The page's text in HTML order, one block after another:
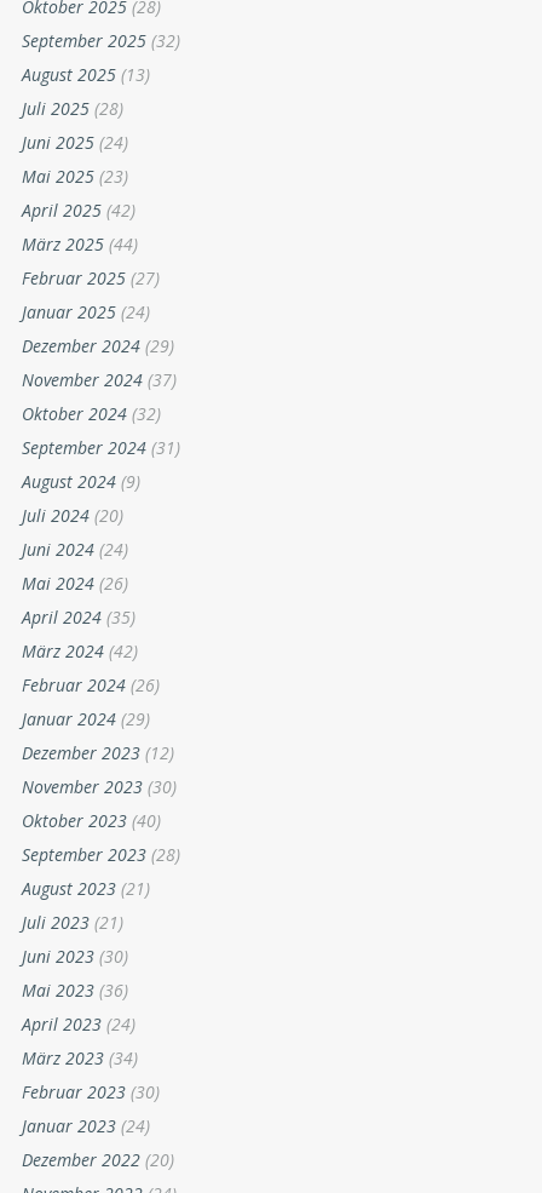
Oktober 2025 (28)
September 2025 (32)
August 2025 (13)
Juli 2025 (28)
Juni 2025 (24)
Mai 2025 (23)
April 2025 (42)
März 2025 (44)
Februar 2025 (27)
Januar 2025 (24)
Dezember 2024 (29)
November 2024 (37)
Oktober 2024 (32)
September 2024 (31)
August 2024 (9)
Juli 2024 (20)
Juni 2024 (24)
Mai 2024 (26)
April 2024 (35)
März 2024 (42)
Februar 2024 (26)
Januar 2024 (29)
Dezember 2023 (12)
November 2023 (30)
Oktober 2023 (40)
September 2023 (28)
August 2023 (21)
Juli 2023 (21)
Juni 2023 (30)
Mai 2023 (36)
April 2023 (24)
März 2023 (34)
Februar 2023 (30)
Januar 2023 (24)
Dezember 2022 (20)